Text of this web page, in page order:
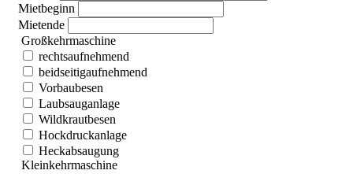
Mietbeginn
Mietende
Großkehrmaschine
rechtsaufnehmend
beidseitigaufnehmend
Vorbaubesen
Laubsauganlage
Wildkrautbesen
Hockdruckanlage
Heckabsaugung
Kleinkehrmaschine